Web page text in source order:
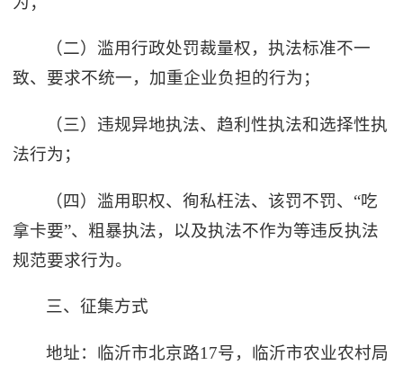
（二）滥用行政处罚裁量权，执法标准不一
致、要求不统一，加重企业负担的行为；
（三）违规异地执法、趋利性执法和选择性执
法行为；
（四）滥用职权、徇私枉法、该罚不罚、“吃
拿卡要”、粗暴执法，以及执法不作为等违反执法
规范要求行为。
三、征集方式
地址：临沂市北京路17号，临沂市农业农村局